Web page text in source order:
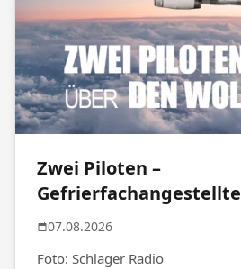
Zwei Piloten –
Gefrierfachangestellte
07.08.2026
Foto: Schlager Radio